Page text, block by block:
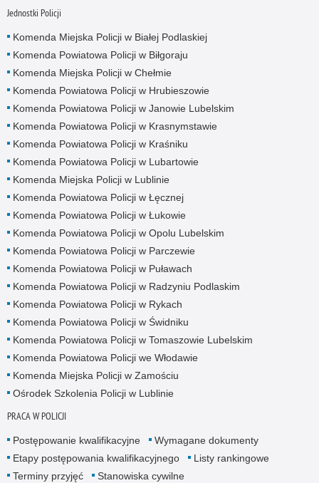
Jednostki Policji
Komenda Miejska Policji w Białej Podlaskiej
Komenda Powiatowa Policji w Biłgoraju
Komenda Miejska Policji w Chełmie
Komenda Powiatowa Policji w Hrubieszowie
Komenda Powiatowa Policji w Janowie Lubelskim
Komenda Powiatowa Policji w Krasnymstawie
Komenda Powiatowa Policji w Kraśniku
Komenda Powiatowa Policji w Lubartowie
Komenda Miejska Policji w Lublinie
Komenda Powiatowa Policji w Łęcznej
Komenda Powiatowa Policji w Łukowie
Komenda Powiatowa Policji w Opolu Lubelskim
Komenda Powiatowa Policji w Parczewie
Komenda Powiatowa Policji w Puławach
Komenda Powiatowa Policji w Radzyniu Podlaskim
Komenda Powiatowa Policji w Rykach
Komenda Powiatowa Policji w Świdniku
Komenda Powiatowa Policji w Tomaszowie Lubelskim
Komenda Powiatowa Policji we Włodawie
Komenda Miejska Policji w Zamościu
Ośrodek Szkolenia Policji w Lublinie
PRACA W POLICJI
Postępowanie kwalifikacyjne
Wymagane dokumenty
Etapy postępowania kwalifikacyjnego
Listy rankingowe
Terminy przyjęć
Stanowiska cywilne